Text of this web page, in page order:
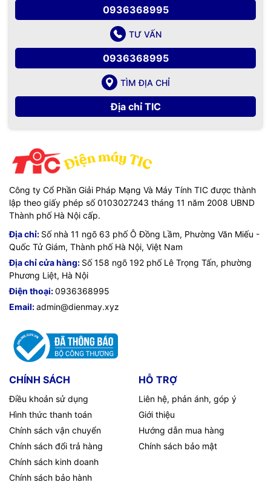
0936368995
TƯ VẤN
0936368995
TÌM ĐỊA CHỈ
Địa chỉ TIC
Công ty Cổ Phần Giải Pháp Mạng Và Máy Tính TIC được thành
lập theo giấy phép số 0103027243 tháng 11 năm 2008 UBND
Thành phố Hà Nội cấp.
Địa chỉ: Số nhà 11 ngõ 63 phố Ô Đồng Lầm, Phường Văn Miếu -
Quốc Tử Giám, Thành phố Hà Nội, Việt Nam
Địa chỉ cửa hàng: Số 158 ngõ 192 phố Lê Trọng Tấn, phường
Phương Liệt, Hà Nội
Điện thoại:0936368995
Email:admin@dienmay.xyz
CHÍNH SÁCH
Điều khoản sử dụng
Hình thức thanh toán
Chính sách vận chuyển
Chính sách đổi trả hàng
Chính sách kinh doanh
Chính sách bảo hành
HỖ TRỢ
Liên hệ, phản ánh, góp ý
Giới thiệu
Hướng dẫn mua hàng
Chính sách bảo mật